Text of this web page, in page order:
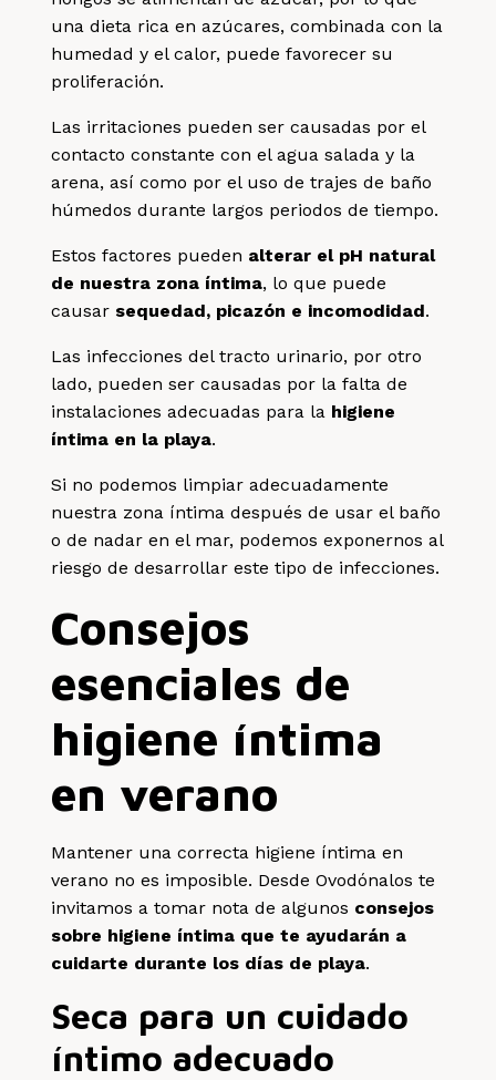
una dieta rica en azúcares, combinada con la
humedad y el calor, puede favorecer su
proliferación.
Las irritaciones pueden ser causadas por el
contacto constante con el agua salada y la
arena, así como por el uso de trajes de baño
húmedos durante largos periodos de tiempo.
Estos factores pueden alterar el pH natural
de nuestra zona íntima, lo que puede
causar sequedad, picazón e incomodidad.
Las infecciones del tracto urinario, por otro
lado, pueden ser causadas por la falta de
instalaciones adecuadas para la higiene
íntima en la playa.
Si no podemos limpiar adecuadamente
nuestra zona íntima después de usar el baño
o de nadar en el mar, podemos exponernos al
riesgo de desarrollar este tipo de infecciones.
Consejos
esenciales de
higiene íntima
en verano
Mantener una correcta higiene íntima en
verano no es imposible. Desde Ovodónalos te
invitamos a tomar nota de algunos consejos
sobre higiene íntima que te ayudarán a
cuidarte durante los días de playa.
Seca para un cuidado
íntimo adecuado